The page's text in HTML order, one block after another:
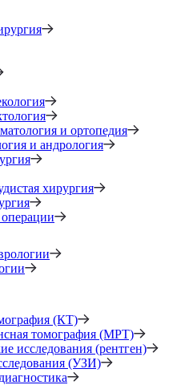
и ортопедия
и андрология
хирургия
(КТ)
томография (МРТ)
исследования (рентген)
(УЗИ)